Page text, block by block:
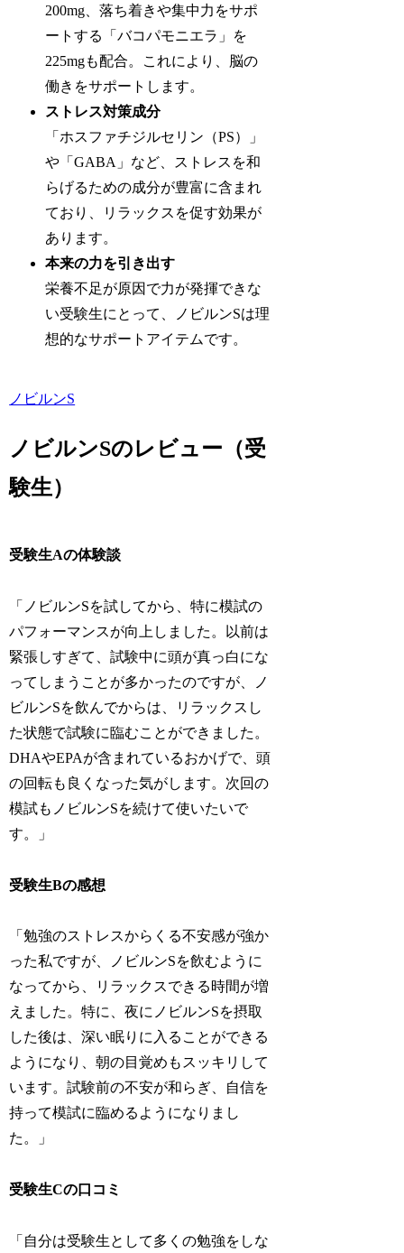
200mg、落ち着きや集中力をサポ
ートする「バコパモニエラ」を
225mgも配合。これにより、脳の
働きをサポートします。
ストレス対策成分
「ホスファチジルセリン（PS）」
や「GABA」など、ストレスを和
らげるための成分が豊富に含まれ
ており、リラックスを促す効果が
あります。
本来の力を引き出す
栄養不足が原因で力が発揮できな
い受験生にとって、ノビルンSは理
想的なサポートアイテムです。
ノビルンS
ノビルンSのレビュー（受
験生）
受験生Aの体験談
「ノビルンSを試してから、特に模試の
パフォーマンスが向上しました。以前は
緊張しすぎて、試験中に頭が真っ白にな
ってしまうことが多かったのですが、ノ
ビルンSを飲んでからは、リラックスし
た状態で試験に臨むことができました。
DHAやEPAが含まれているおかげで、頭
の回転も良くなった気がします。次回の
模試もノビルンSを続けて使いたいで
す。」
受験生Bの感想
「勉強のストレスからくる不安感が強か
った私ですが、ノビルンSを飲むように
なってから、リラックスできる時間が増
えました。特に、夜にノビルンSを摂取
した後は、深い眠りに入ることができる
ようになり、朝の目覚めもスッキリして
います。試験前の不安が和らぎ、自信を
持って模試に臨めるようになりまし
た。」
受験生Cの口コミ
「自分は受験生として多くの勉強をしな